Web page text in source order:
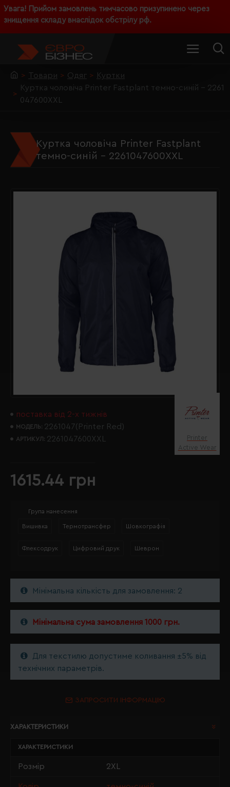
Увага! Прийом замовлень тимчасово призупинено через
знищення складу внаслідок обстрілу рф.
Товари Одяг
Куртки
Куртка чоловіча Printer Fastplant темно-синій - 2261
047600XXL
Куртка чоловіча Printer Fastplant
темно-синій - 2261047600XXL
поставка від 2-х тижнів
МОДЕЛЬ: 2261047(Printer Red)
АРТИКУЛ: 2261047600XXL
Printer
Active Wear
1615.44 грн
Група нанесення
Вишивка Термотрансфер Шовкографія
Флексодрук Цифровий друк Шеврон
Мінімальна кількість для замовлення: 2
Мінімальна сума замовлення 1000 грн.
Для текстилю допустиме коливання ±5% від
технічних параметрів.
ЗАПРОСИТИ ІНФОРМАЦІЮ
ХАРАКТЕРИСТИКИ
ХАРАКТЕРИСТИКИ
Розмір 2XL